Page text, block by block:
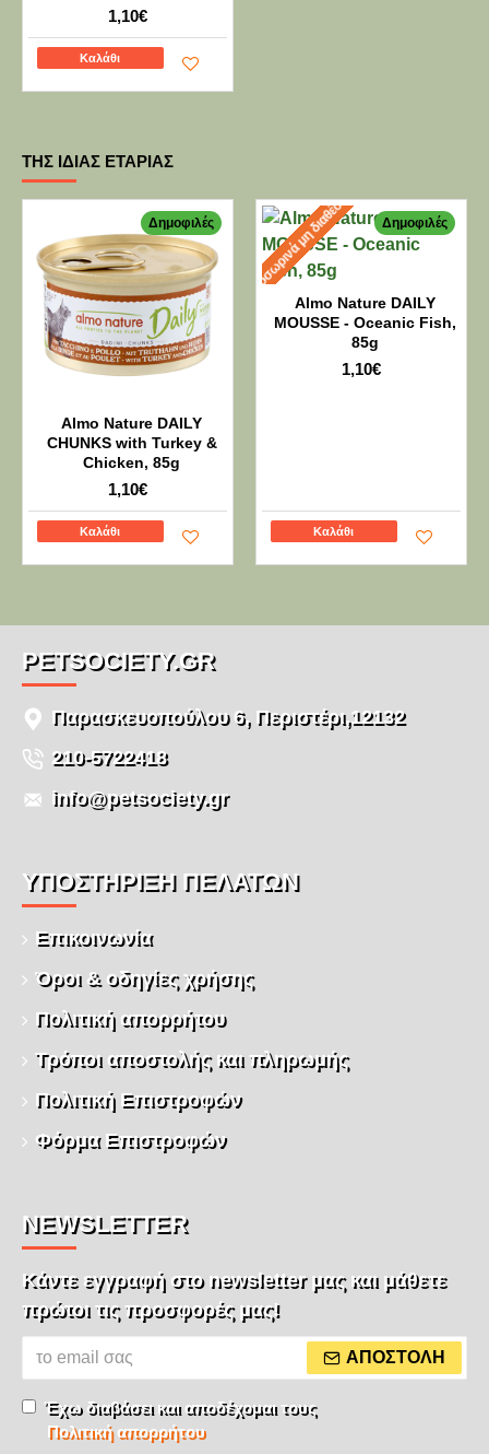
1,10€
Καλάθι
ΤΗΣ ΊΔΙΑΣ ΕΤΑΡΊΑΣ
Δημοφιλές
Almo Nature DAILY
CHUNKS with Turkey &
Chicken, 85g
1,10€
Καλάθι
Δημοφιλές
Προσωρινά μη διαθέσιμο
Almo Nature DAILY
MOUSSE - Oceanic Fish,
85g
1,10€
Καλάθι
PETSOCIETY.GR
Παρασκευοπούλου 6, Περιστέρι,12132
210-5722418
info@petsociety.gr
ΥΠΌΣΤΉΡΙΞΗ ΠΕΛΑΤΏΝ
Επικοινωνία
Όροι & οδηγίες χρήσης
Πολιτική απορρήτου
Τρόποι αποστολής και πληρωμής
Πολιτική Επιστροφών
Φόρμα Επιστροφών
NEWSLETTER
Κάντε εγγραφή στο newsletter μας και μάθετε
πρώτοι τις προσφορές μας!
ΑΠΟΣΤΟΛΉ
Έχω διαβάσει και αποδέχομαι τους
Πολιτική απορρήτου